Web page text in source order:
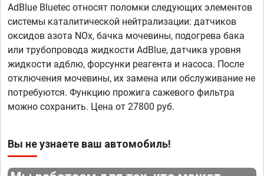
AdBlue Bluetec относят поломки следующих элементов
системы каталитической нейтрализации: датчиков
оксидов азота NOx, бачка мочевины, подогрева бака
или трубопровода жидкости AdBlue, датчика уровня
жидкости адблю, форсунки реагента и насоса. После
отключения мочевины, их замена или обслуживание не
потребуются. Функцию прожига сажевого фильтра
можно сохранить. Цена от 27800 руб.
Вы не узнаете ваш автомобиль!